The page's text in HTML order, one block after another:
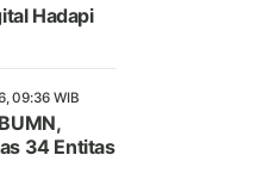
Hadapi
09:36 WIB
34 Entitas